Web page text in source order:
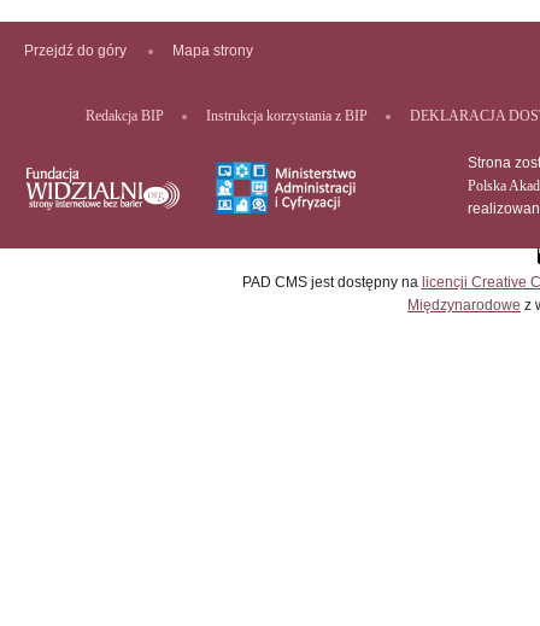
Przejdź do góry Mapa strony
Redakcja BIP Instrukcja korzystania z BIP DEKLARACJA
Strona
Polska
PAD CMS jest dostępny na licencji Creative
Międzynarodowe z